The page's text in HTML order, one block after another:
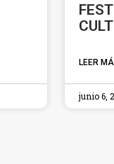
LEER
junio 6,